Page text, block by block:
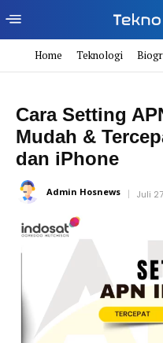
Home Teknologi
Cara Setting
Mudah &
dan iPhone
Admin Hosnews Juli